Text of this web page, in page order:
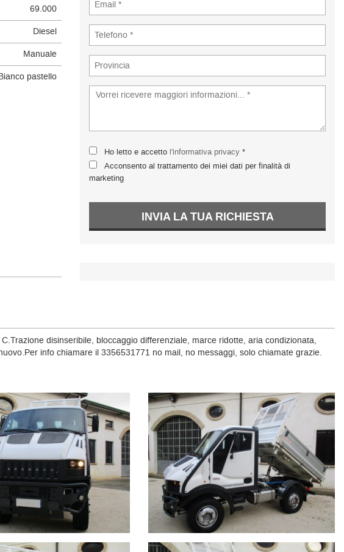
69.000
Diesel
Manuale
pastello
Ho letto e accetto l'informativa privacy *
Acconsento al trattamento dei miei dati per finalità di
marketing
INVIA LA TUA RICHIESTA
disinseribile, bloccaggio differenziale, marce ridotte, aria condizionata,
info chiamare il 3356531771 no mail, no messaggi, solo chiamate grazie.